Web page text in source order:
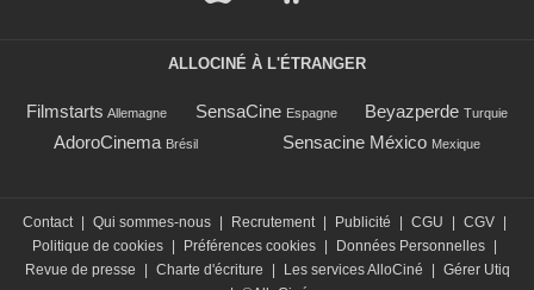
ALLOCINÉ À L'ÉTRANGER
Filmstarts Allemagne SensaCine Espagne Beyazperde Turquie
AdoroCinema Brésil Sensacine México Mexique
Contact | Qui sommes-nous | Recrutement | Publicité | CGU | CGV |
Politique de cookies | Préférences cookies | Données Personnelles |
Revue de presse
| Charte d'écriture | Les services AlloCiné | Gérer Utiq